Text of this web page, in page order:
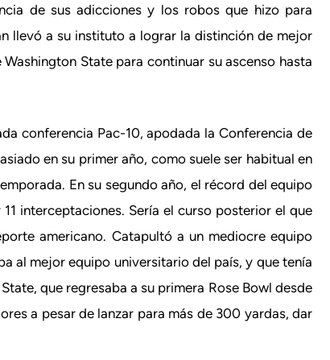
de sus adicciones y los robos que hizo para
llevó a su instituto a lograr la distinción de mejor
State para continuar su ascenso hasta
conferencia Pac-10, apodada la Conferencia de
en su primer año, como suele ser habitual en
En su segundo año, el récord del equipo
11 interceptaciones. Sería el curso posterior el que
americano. Catapultó a un mediocre equipo
al mejor equipo universitario del país, y que tenía
que regresaba a su primera Rose Bowl desde
a pesar de lanzar para más de 300 yardas, dar